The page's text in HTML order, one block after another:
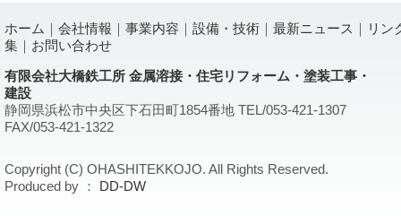
ホーム 会社情報 事業内容 設備・技術 最新ニュース
リン
集
お問い合わせ
有限会社大橋鉄工所 金属溶接・住宅リフォーム・塗装工事・
建設
静岡県浜松市中央区下石田町1854番地 TEL/053-421-1307
FAX/053-421-1322
Copyright (C) OHASHITEKKOJO. All Rights Reserved.
Produced by ：
DD-DW